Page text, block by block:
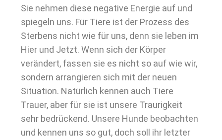
Sie nehmen diese negative Energie auf und
spiegeln uns. Für Tiere ist der Prozess des
Sterbens nicht wie für uns, denn sie leben im
Hier und Jetzt. Wenn sich der Körper
verändert, fassen sie es nicht so auf wie wir,
sondern arrangieren sich mit der neuen
Situation. Natürlich kennen auch Tiere
Trauer, aber für sie ist unsere Traurigkeit
sehr bedrückend. Unsere Hunde beobachten
und kennen uns so gut, doch soll ihr letzter